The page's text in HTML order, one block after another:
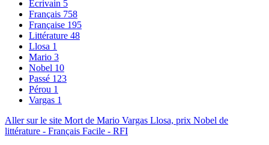
Écrivain 5
Français 758
Française 195
Littérature 48
Llosa 1
Mario 3
Nobel 10
Passé 123
Pérou 1
Vargas 1
Aller sur le site Mort de Mario Vargas Llosa, prix Nobel de
littérature - Français Facile - RFI